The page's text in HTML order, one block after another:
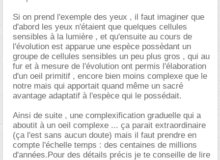
Si on prend l'exemple des yeux , il faut imaginer que
d'abord les yeux n'étaient que quelques cellules
sensibles à la lumière , et qu'ensuite au cours de
l'évolution est apparue une espèce possèdant un
groupe de cellules sensibles un peu plus gros , qui au
fur et à mesure de l'évolution ont permis l'élaboration
d'un oeil primitif , encore bien moins complexe que le
notre mais qui apportait quand même un sacré
avantage adaptatif à l'espèce qui le possédait.
Ainsi de suite , une complexification graduelle qui a
aboutit à un oeil complexe ... ça parait extraordinaire
(ça l'est sans aucun doute) mais il faut prendre en
compte l'échelle temps : des centaines de millions
d'années.Pour des détails précis je te conseille de lire